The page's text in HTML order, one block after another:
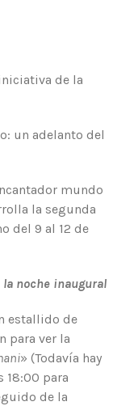
de la
un adelanto del
mundo
la segunda
del 9 al 12 de
la noche inaugural
estallido de
para ver la
» (Todavía hay
18:00 para
de la